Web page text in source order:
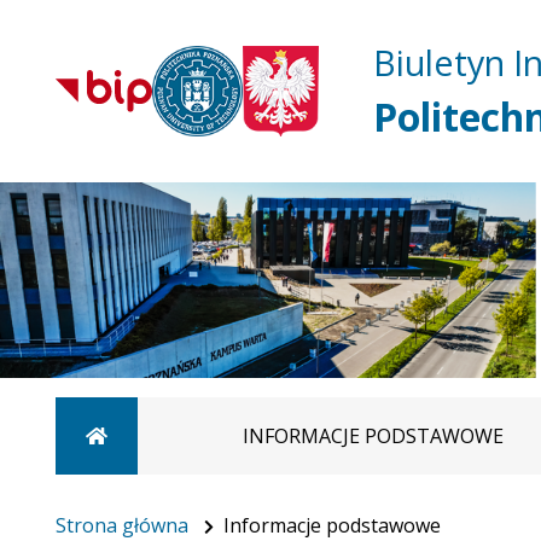
Biuletyn
Strona główna INFORMACJE PODSTAWOWE
Strona główna Informacje podstawowe